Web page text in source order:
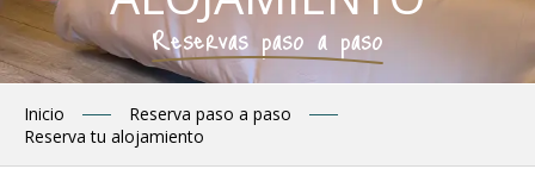
Reservas paso a paso
Inicio
Reserva paso a paso
Reserva tu alojamiento